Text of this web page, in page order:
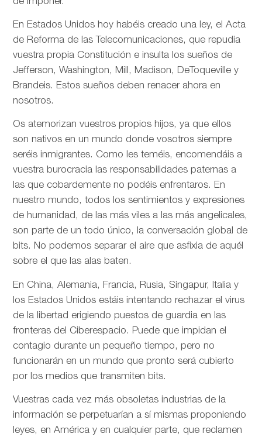
En Estados Unidos hoy habéis creado una ley, el Acta
de Reforma de las Telecomunicaciones, que repudia
vuestra propia Constitución e insulta los sueños de
Jefferson, Washington, Mill, Madison, DeToqueville y
Brandeis. Estos sueños deben renacer ahora en
nosotros.
Os atemorizan vuestros propios hijos, ya que ellos
son nativos en un mundo donde vosotros siempre
seréis inmigrantes. Como les teméis, encomendáis a
vuestra burocracia las responsabilidades paternas a
las que cobardemente no podéis enfrentaros. En
nuestro mundo, todos los sentimientos y expresiones
de humanidad, de las más viles a las más angelicales,
son parte de un todo único, la conversación global de
bits. No podemos separar el aire que asfixia de aquél
sobre el que las alas baten.
En China, Alemania, Francia, Rusia, Singapur, Italia y
los Estados Unidos estáis intentando rechazar el virus
de la libertad erigiendo puestos de guardia en las
fronteras del Ciberespacio. Puede que impidan el
contagio durante un pequeño tiempo, pero no
funcionarán en un mundo que pronto será cubierto
por los medios que transmiten bits.
Vuestras cada vez más obsoletas industrias de la
información se perpetuarían a sí mismas proponiendo
leyes, en América y en cualquier parte, que reclamen